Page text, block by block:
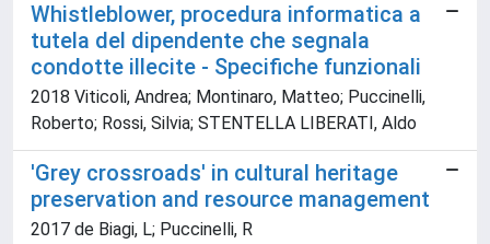
Whistleblower, procedura informatica a
tutela del dipendente che segnala
condotte illecite - Specifiche funzionali
2018 Viticoli, Andrea; Montinaro, Matteo; Puccinelli,
Roberto; Rossi, Silvia; STENTELLA LIBERATI, Aldo
'Grey crossroads' in cultural heritage
preservation and resource management
2017 de Biagi, L; Puccinelli, R